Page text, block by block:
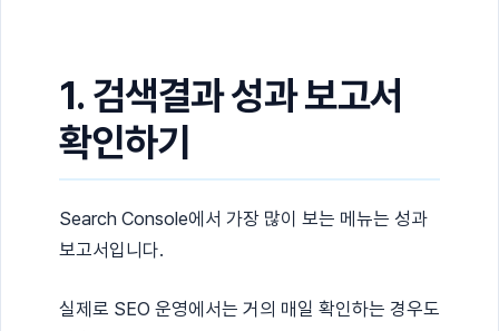
1. 검색결과 성과 보고서
확인하기
Search Console에서 가장 많이 보는 메뉴는 성과
보고서입니다.
실제로 SEO 운영에서는 거의 매일 확인하는 경우도